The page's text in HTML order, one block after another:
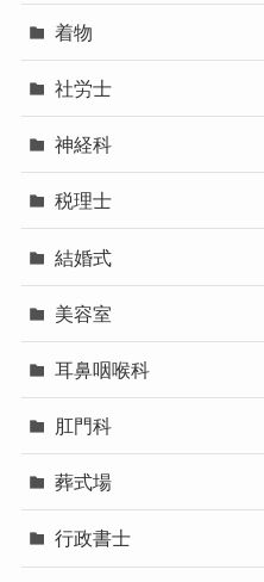
着物
社労士
神経科
税理士
結婚式
美容室
耳鼻咽喉科
肛門科
葬式場
行政書士